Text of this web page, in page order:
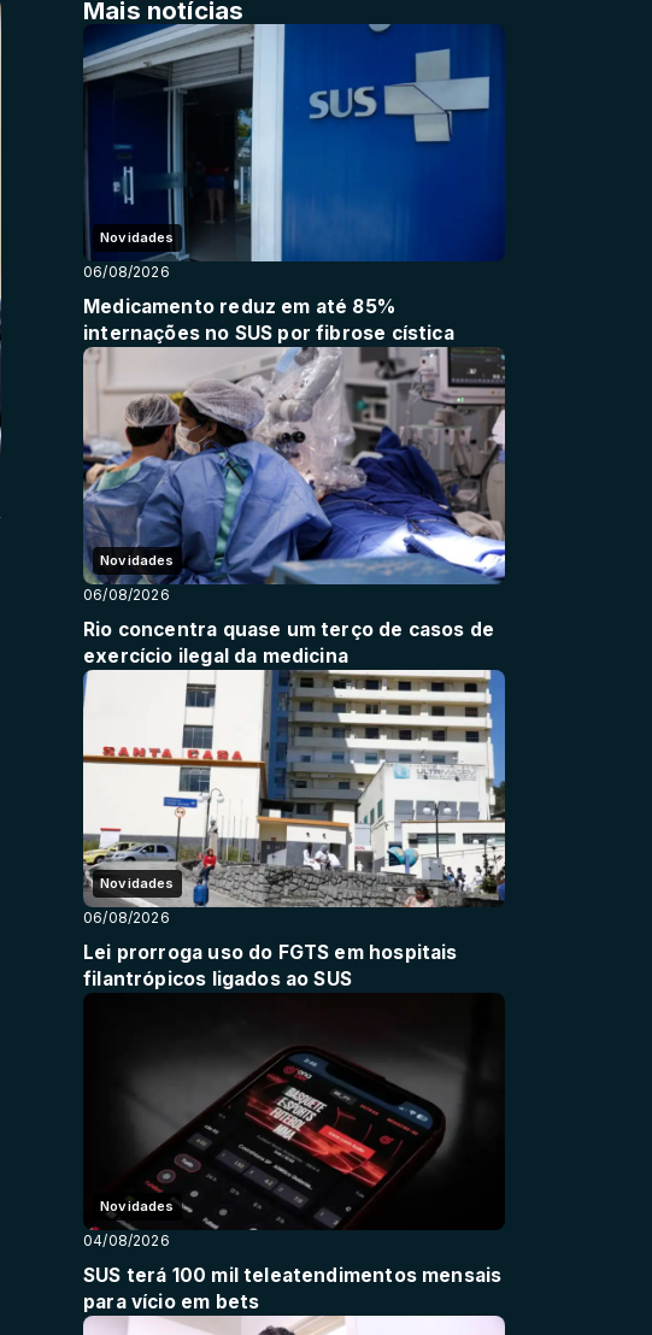
Mais notícias
Novidades
06/08/2026
Medicamento reduz em até 85%
internações no SUS por fibrose cística
Novidades
06/08/2026
Rio concentra quase um terço de casos de
exercício ilegal da medicina
Novidades
06/08/2026
Lei prorroga uso do FGTS em hospitais
filantrópicos ligados ao SUS
Novidades
04/08/2026
SUS terá 100 mil teleatendimentos mensais
para vício em bets